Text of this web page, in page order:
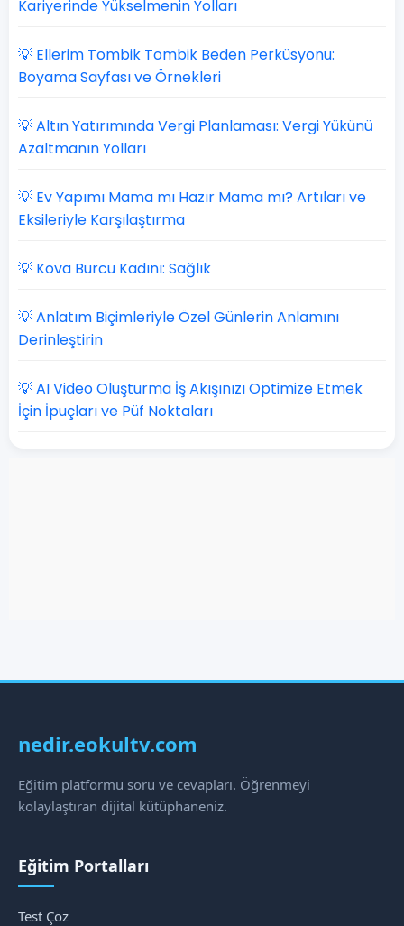
Kariyerinde Yükselmenin Yolları
💡 Ellerim Tombik Tombik Beden Perküsyonu:
Boyama Sayfası ve Örnekleri
💡 Altın Yatırımında Vergi Planlaması: Vergi Yükünü
Azaltmanın Yolları
💡 Ev Yapımı Mama mı Hazır Mama mı? Artıları ve
Eksileriyle Karşılaştırma
💡 Kova Burcu Kadını: Sağlık
💡 Anlatım Biçimleriyle Özel Günlerin Anlamını
Derinleştirin
💡 AI Video Oluşturma İş Akışınızı Optimize Etmek
İçin İpuçları ve Püf Noktaları
nedir.eokultv.com
Eğitim platformu soru ve cevapları. Öğrenmeyi
kolaylaştıran dijital kütüphaneniz.
Eğitim Portalları
Test Çöz